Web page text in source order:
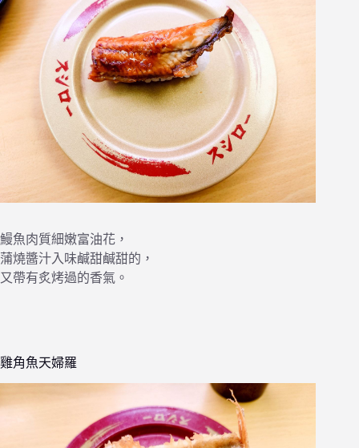
鰻魚肉質細嫩富油花，
蒲燒醬汁入味鹹甜鹹甜的，
又帶有炙烤過的香氣。
雞角魚天婦羅